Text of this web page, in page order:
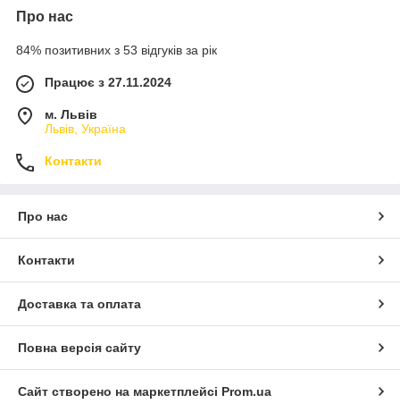
Про нас
84% позитивних з 53 відгуків за рік
Працює з 27.11.2024
м. Львів
Львів, Україна
Контакти
Про нас
Контакти
Доставка та оплата
Повна версія сайту
Сайт створено на маркетплейсі Prom.ua